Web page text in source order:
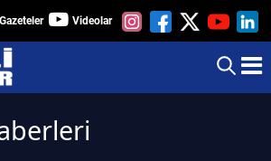
Gazeteler Videolar